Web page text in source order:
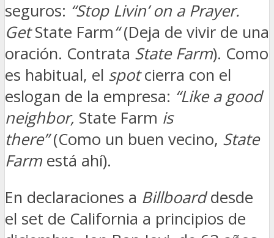
seguros: “Stop Livin’ on a Prayer.
GetState Farm“(Deja de vivir de una
oración. Contrata State Farm). Como
es habitual, el spotcierra con el
eslogan de la empresa: “Like a good
neighbor, State Farm is
there”(Como un buen vecino, State
Farm está ahí).
En declaraciones a Billboarddesde
el set de California a principios de